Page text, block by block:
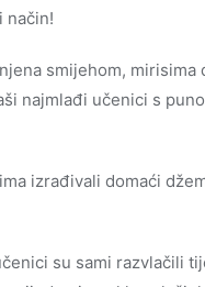
način!
smijehom, mirisima
najmlađi učenici s
izrađivali domaći
su sami razvlačili